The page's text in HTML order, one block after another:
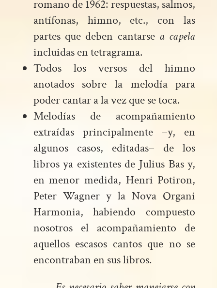
romano de 1962: respuestas, salmos,
antífonas, himno, etc., con las
partes que deben cantarse a capela
incluidas en tetragrama.
Todos los versos del himno
anotados sobre la melodía para
poder cantar a la vez que se toca.
Melodías de acompañamiento
extraídas principalmente –y, en
algunos casos, editadas– de los
libros ya existentes de Julius Bas y,
en menor medida, Henri Potiron,
Peter Wagner y la Nova Organi
Harmonia, habiendo compuesto
nosotros el acompañamiento de
aquellos escasos cantos que no se
encontraban en sus libros.